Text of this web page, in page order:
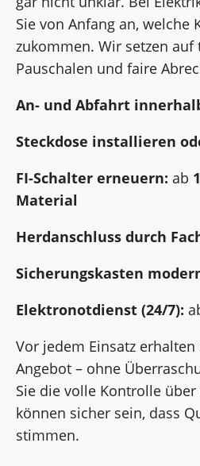
Sie von Anfang an, welche
zukommen. Wir setzen auf
Pauschalen und faire
An- und Abfahrt
Steckdose installieren
FI-Schalter erneuern: ab
Material
Herdanschluss durch
Sicherungskasten
Elektronotdienst (24/7):
Vor jedem Einsatz erhalten
Angebot – ohne
Sie die volle Kontrolle
können sicher sein, dass
stimmen.